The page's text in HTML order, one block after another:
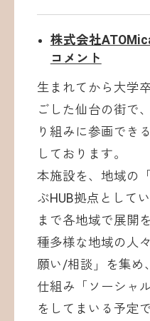
株式会社
コメント
生まれてから大学
ごした仙台の街で
り組みに参画でき
しております。
本施設を、地域の
ぶHUB拠点として
まで各地域で展開
種多様な地域の人
願い/相談」を集め
仕組み「ソーシャ
をしてまいる予定で